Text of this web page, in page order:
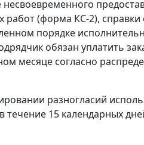
работ (форма КС-2),
порядке
обязан уплатить
месяце согласно
разногласий
течение 15 календарных